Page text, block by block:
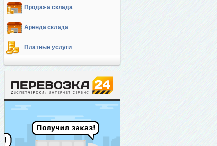
Продажа склада
Аренда склада
Платные услуги